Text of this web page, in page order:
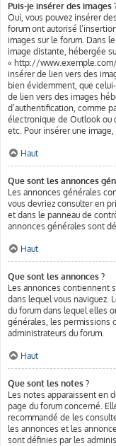
Puis-je insérer des images
Oui, vous pouvez insérer
forum ont autorisé
images sur le forum. Dans
image distante, hébergée
« http://
insérer de lien vers des
bien évidemment, que
de lien vers des images
d’authentification, comme
électronique de Outlook ou
etc. Pour insérer une
Haut
Que sont les annonces
Les annonces générales
vous devriez consulter en
et dans le panneau de
annonces générales sont
Haut
Que sont les annonces ?
Les annonces contiennent
dans lequel vous naviguez.
du forum dans lequel elles
générales, les permissions
administrateurs du forum.
Haut
Que sont les notes ?
Les notes apparaissent en
page du forum concerné.
recommandé de les
les annonces et les
sont définies par les